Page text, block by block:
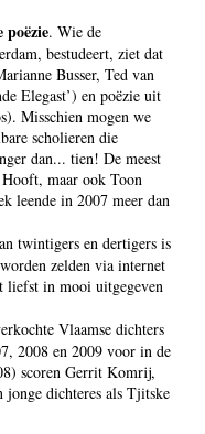
poëzie. Wie de
bestudeert, ziet dat
Busser, Ted van
Elegast’) en poëzie uit
Misschien mogen we
scholieren die
dan... tien! De meest
maar ook Toon
leende in 2007 meer dan
twintigers en dertigers is
zelden via internet
liefst in mooi uitgegeven
Vlaamse dichters
2008 en 2009 voor in de
scoren Gerrit Komrij,
jonge dichteres als Tjitske